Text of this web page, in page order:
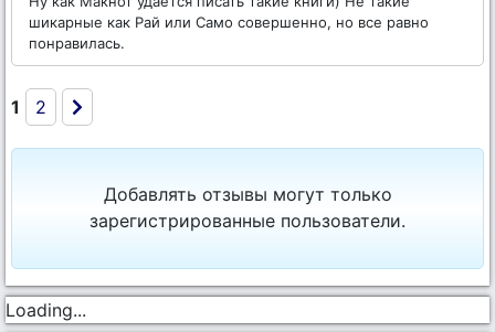
шикарные как Рай или Само совершенно, но все равно
понравилась.
1 2
Добавлять отзывы могут только
зарегистрированные пользователи.
Loading...